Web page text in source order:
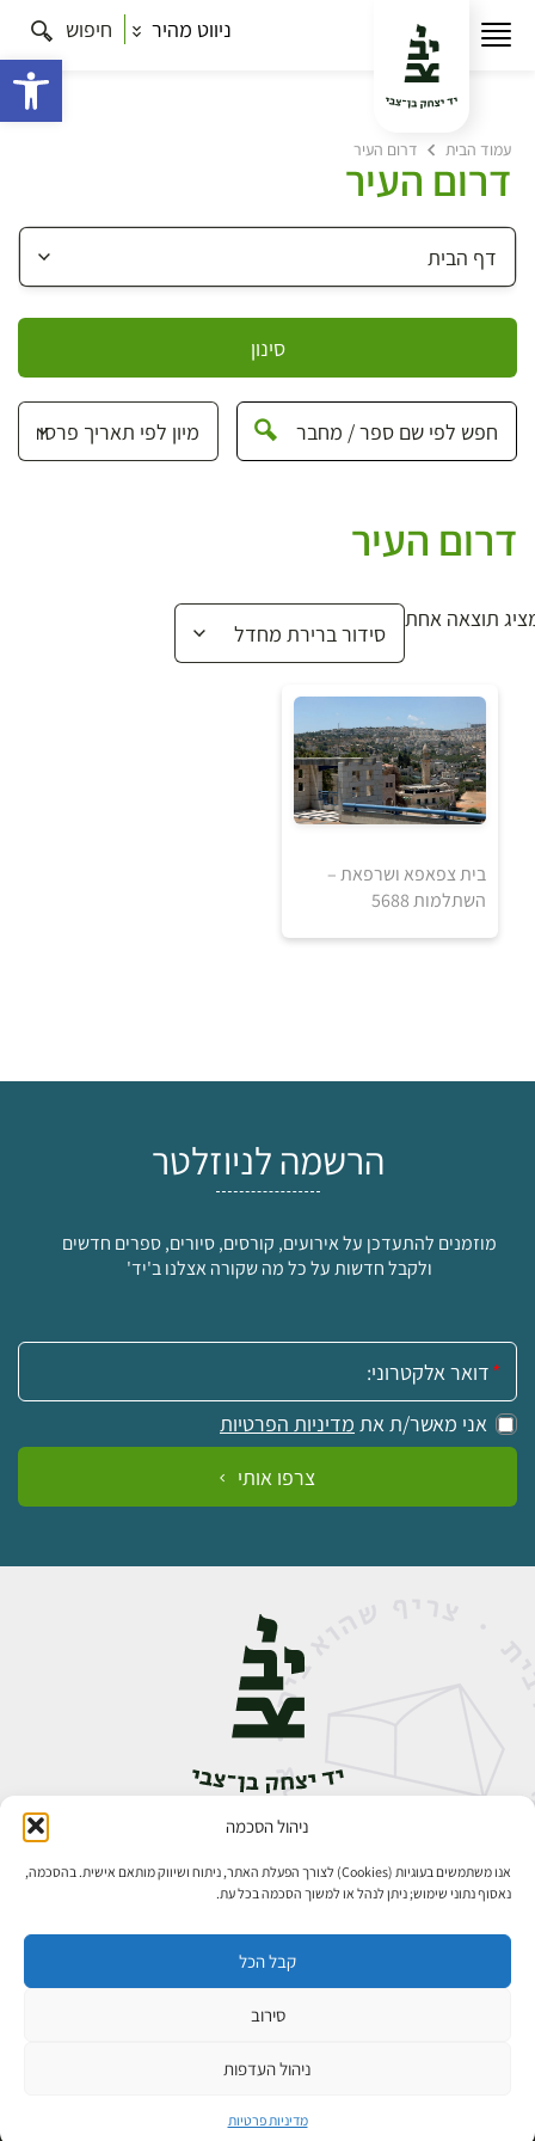
ניהול הסכמה
אנו משתמשים בעוגיות (Cookies) לצורך הפעלת האתר, ניתוח ושיווק מותאם אישית. בהסכמה,
נאסוף נתוני שימוש; ניתן לנהל או למשוך הסכמה בכל עת.
קבל הכל
סירוב
ניהול העדפות
מדיניות פרטיות
ניווט מהיר חיפוש
עמוד הבית דרום העיר
דרום העיר
סינון
דרום העיר
תוצאה אחת
5
בית צפאפא ושרפאת –
השתלמות 5688
הרשמה לניוזלטר
מוזמנים להתעדכן על אירועים, קורסים, סיורים, ספרים חדשים
ולקבל חדשות על כל מה שקורה אצלנו ב'יד'
אימייל:
אני מאשר/ת את מדיניות הפרטיות
צרפו אותי
אבן גבירול 14, רחביה, ירושלים
פיתוח אתרים